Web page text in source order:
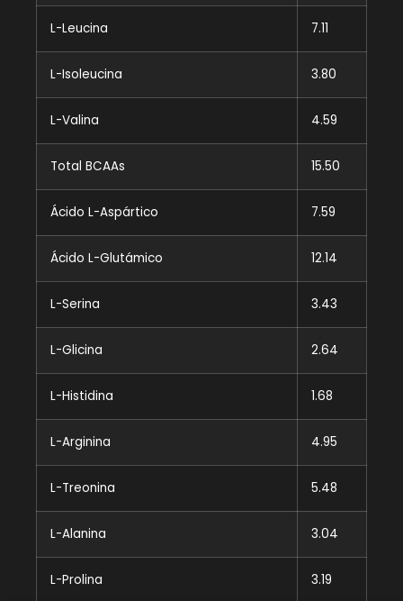
L-Leucina 7.11
L-Isoleucina 3.80
L-Valina 4.59
Total BCAAs 15.50
Ácido L-Aspártico 7.59
Ácido L-Glutámico 12.14
L-Serina 3.43
L-Glicina 2.64
L-Histidina 1.68
L-Arginina 4.95
L-Treonina 5.48
L-Alanina 3.04
L-Prolina 3.19